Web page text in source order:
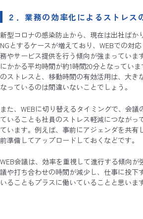
２．業務の効率化によるストレス
新型コロナの感染防止から、現在は出社ばか
NGとするケースが増えており、WEBでの対
務やサービス提供を行う傾向が強まっていま
にかかる平均時間が約1時間20分となってい
のストレスと、移動時間の有効活用は、大き
なっているのは間違いないことでしょう。
また、WEBに切り替えるタイミングで、会議
ていることも社員のストレス軽減につながっ
ています。例えば、事前にアジェンダを共有
前準備してアップロードしておくなどです。
WEB会議は、効率を重視して進行する傾向が
議や打ち合わせの時間が減少し、仕事に投下
いることもプラスに働いていることと思います